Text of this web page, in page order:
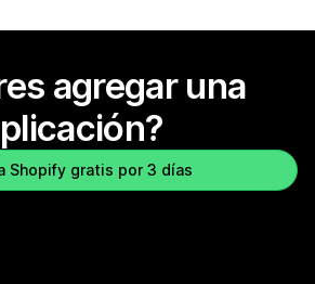
agregar una
Shopify gratis por 3 días